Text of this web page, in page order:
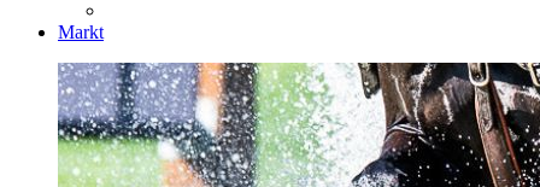
Markt